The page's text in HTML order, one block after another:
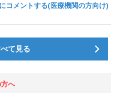
コメントする(医療機関の方向け)
て見る
へ